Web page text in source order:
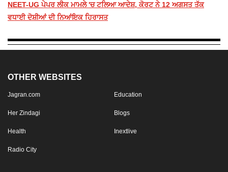
NEET-UG ਪੇਪਰ ਲੀਕ ਮਾਮਲੇ 'ਚ ਟਲਿਆ ਆਦੇਸ਼, ਕੋਰਟ ਨੇ 12 ਅਗਸਤ ਤੱਕ
ਵਧਾਈ ਦੋਸ਼ੀਆਂ ਦੀ ਨਿਆਂਇਕ ਹਿਰਾਸਤ
OTHER WEBSITES
Jagran.com Education
Her Zindagi Blogs
Health Inextlive
Radio City